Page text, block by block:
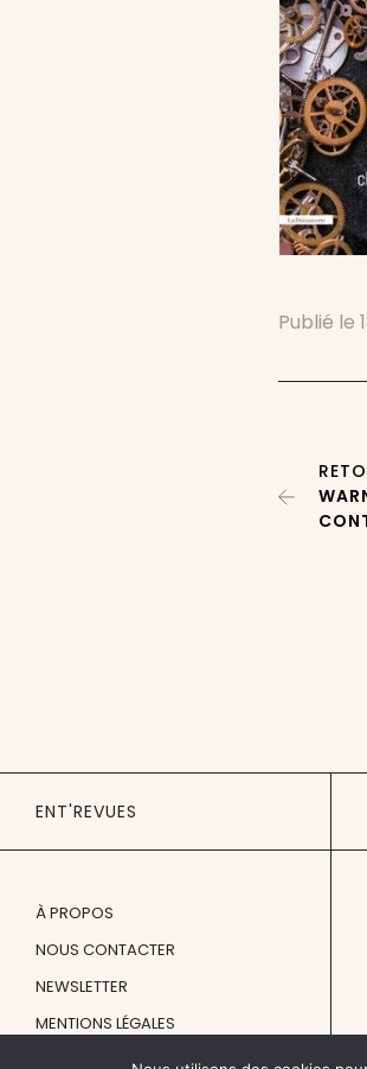
Publié le
ENT'REVUES
À PROPOS
NOUS CONTACTER
NEWSLETTER
MENTIONS LÉGALES